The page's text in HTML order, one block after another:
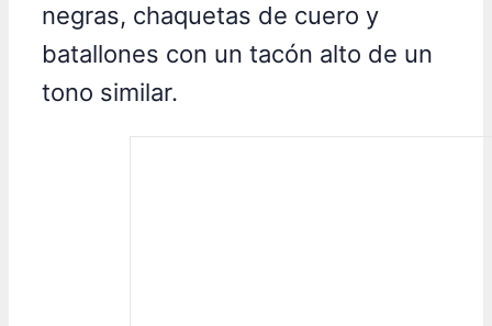
negras, chaquetas de cuero y
batallones con un tacón alto de un
tono similar.